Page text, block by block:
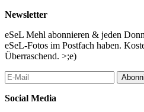
Newsletter
eSeL Mehl abonnieren & jeden
eSeL-Fotos im Postfach haben.
Überraschend. >;e)
Social Media